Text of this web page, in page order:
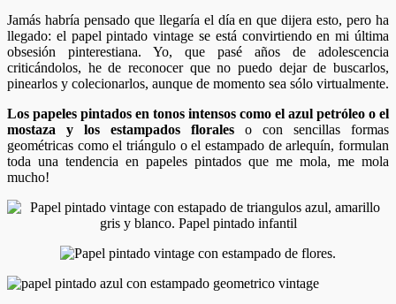
Jamás habría pensado que llegaría el día en que dijera esto, pero ha
llegado: el papel pintado vintage se está convirtiendo en mi última
obsesión pinterestiana. Yo, que pasé años de adolescencia
criticándolos, he de reconocer que no puedo dejar de buscarlos,
pinearlos y colecionarlos, aunque de momento sea sólo virtualmente.
Los papeles pintados en tonos intensos como el azul petróleo o el
mostaza y los estampados florales o con sencillas formas
geométricas como el triángulo o el estampado de arlequín, formulan
toda una tendencia en papeles pintados que me mola, me mola
mucho!